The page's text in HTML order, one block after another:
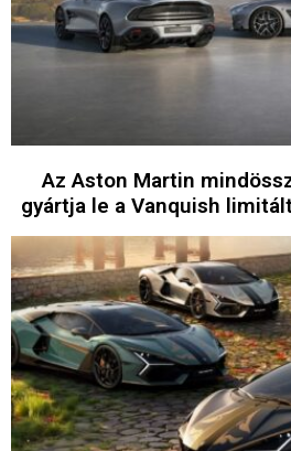
Az Aston Martin
gyártja le a Vanquish